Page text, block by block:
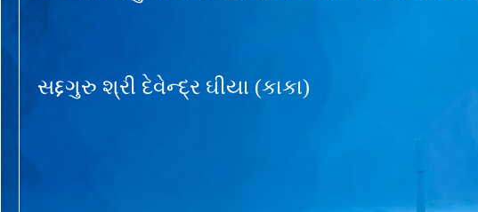
સદ્દગુરુ શ્રી દેવેન્દ્ર ઘીયા (કાકા)